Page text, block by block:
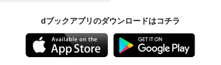
dブックアプリのダウンロードはコチラ